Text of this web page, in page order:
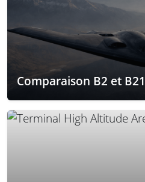
Comparaison B2 et B21